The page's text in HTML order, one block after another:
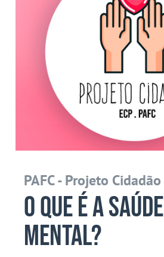
PAFC - Projeto Cidadão
O que é a saúde
mental?